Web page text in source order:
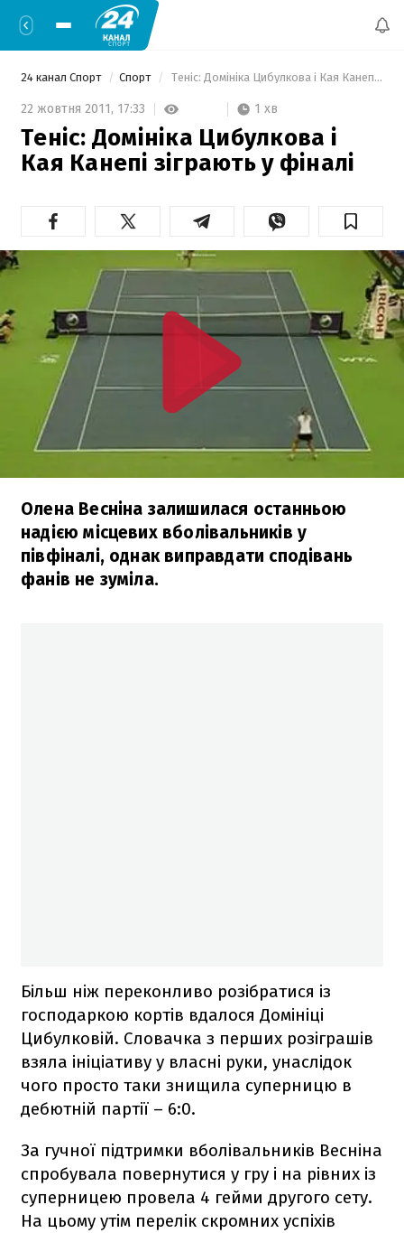
24 канал Спорт Спорт Теніс: Домініка Цибулкова і Кая Канепі зіграють у фіналі
22 жовтня 2011, 17:33 1 хв
Теніс: Домініка Цибулкова і
Кая Канепі зіграють у фіналі
Олена Весніна залишилася останньою
надією місцевих вболівальників у
півфіналі, однак виправдати сподівань
фанів не зуміла.
Більш ніж переконливо розібратися із
господаркою кортів вдалося Домініці
Цибулковій. Словачка з перших розіграшів
взяла ініціативу у власні руки, унаслідок
чого просто таки знищила суперницю в
дебютній партії – 6:0.
За гучної підтримки вболівальників Весніна
спробувала повернутися у гру і на рівних із
суперницею провела 4 гейми другого сету.
На цьому утім перелік скромних успіхів